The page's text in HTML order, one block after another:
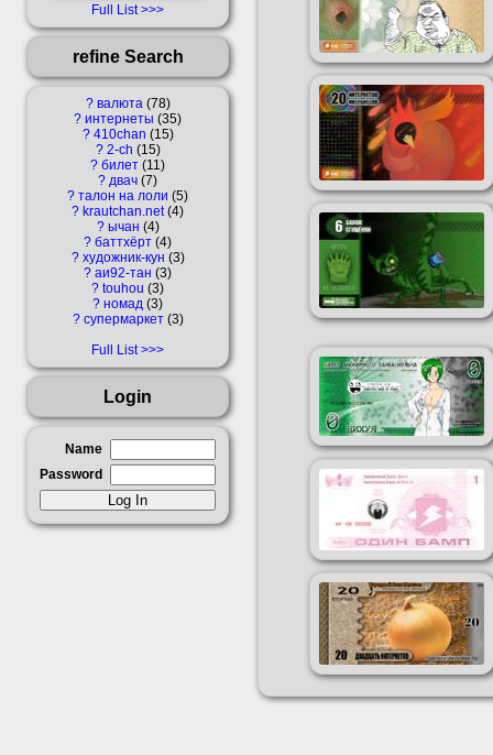
Full List
refine Search
? валюта 78
? интернеты 35
? 410chan 15
? 2-ch 15
? билет 11
? двач 7
? талон на лоли 5
? krautchan.net 4
? ычан 4
? баттхёрт 4
? художник-кун 3
? аи92-тан 3
? touhou 3
? номад 3
? супермаркет 3
Full List
Login
Name
Password